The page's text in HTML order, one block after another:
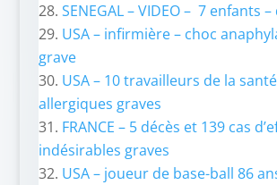
SENEGAL – VIDEO – 7 enfants –
USA – infirmière – choc
grave
USA – 10 travailleurs de la
allergiques graves
FRANCE – 5 décès et 139 cas
indésirables graves
USA – joueur de base-ball 86